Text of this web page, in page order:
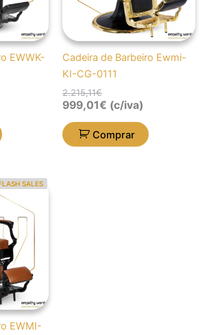
EWWK-
Cadeira de Barbeiro Ewmi-
KI-CG-0111
2.215,11€
999,01€ (c/iva)
Comprar
SALES
EWMI-